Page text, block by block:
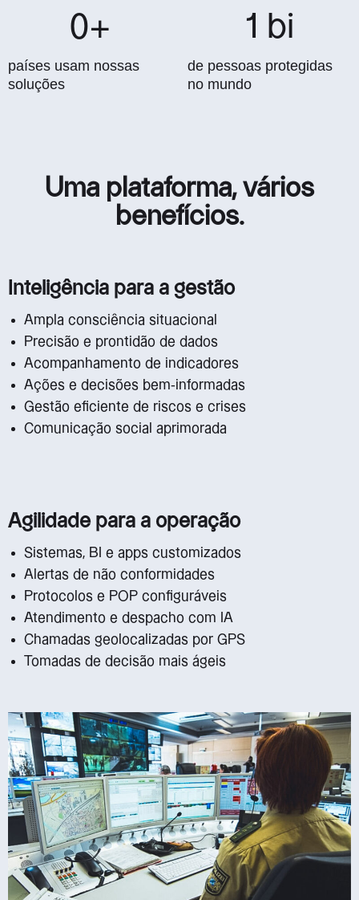
países usam nossas
soluções
0+
de pessoas protegidas
no mundo
1 bi
Uma plataforma, vários
benefícios.
Inteligência para a gestão
Ampla consciência situacional
Precisão e prontidão de dados
Acompanhamento de indicadores
Ações e decisões bem-informadas
Gestão eficiente de riscos e crises
Comunicação social aprimorada
Agilidade para a operação
Sistemas, BI e apps customizados
Alertas de não conformidades
Protocolos e POP configuráveis
Atendimento e despacho com IA
Chamadas geolocalizadas por GPS
Tomadas de decisão mais ágeis